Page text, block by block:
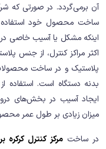
آن برمی‌گردد. در صورتی که
ساخت محصول خود استفاده
اینکه مشکل یا آسیب خاصی در
اکثر مراکز کنترل، از جنس
پلاستیک و در ساخت
بدنه دستگاه است. استفاده
ایجاد آسیب در بخش‌های
میزان زیادی بر طول عمر
در ساخت مرکز کنترل کرکره